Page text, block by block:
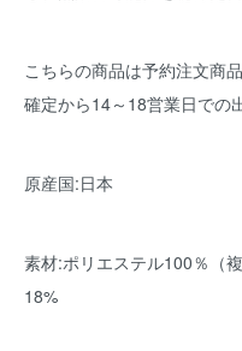
こちらの商品は予約注文商
確定から14～18営業日での
原産国:日本
素材:ポリエステル100％（
18%